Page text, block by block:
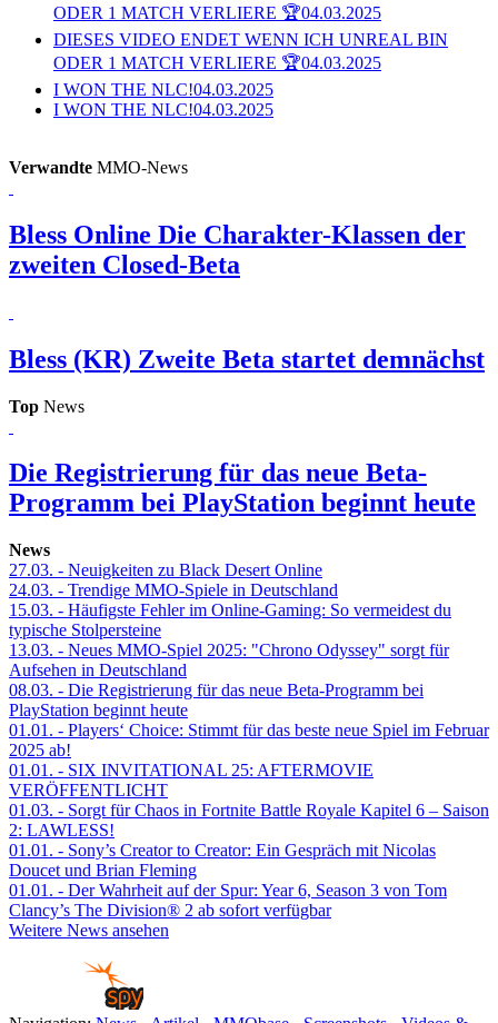
ODER 1 MATCH VERLIERE 🏆04.03.2025
DIESES VIDEO ENDET WENN ICH UNREAL BIN
ODER 1 MATCH VERLIERE 🏆04.03.2025
I WON THE NLC!04.03.2025
I WON THE NLC!04.03.2025
Verwandte MMO-News
Bless Online Die Charakter-Klassen der
zweiten Closed-Beta
Bless (KR) Zweite Beta startet demnächst
Top News
Die Registrierung für das neue Beta-
Programm bei PlayStation beginnt heute
News
27.03. - Neuigkeiten zu Black Desert Online
24.03. - Trendige MMO-Spiele in Deutschland
15.03. - Häufigste Fehler im Online-Gaming: So vermeidest du
typische Stolpersteine
13.03. - Neues MMO-Spiel 2025: "Chrono Odyssey" sorgt für
Aufsehen in Deutschland
08.03. - Die Registrierung für das neue Beta-Programm bei
PlayStation beginnt heute
01.01. - Players‘ Choice: Stimmt für das beste neue Spiel im Februar
2025 ab!
01.01. - SIX INVITATIONAL 25: AFTERMOVIE
VERÖFFENTLICHT
01.03. - Sorgt für Chaos in Fortnite Battle Royale Kapitel 6 – Saison
2: LAWLESS!
01.01. - Sony’s Creator to Creator: Ein Gespräch mit Nicolas
Doucet und Brian Fleming
01.01. - Der Wahrheit auf der Spur: Year 6, Season 3 von Tom
Clancy’s The Division® 2 ab sofort verfügbar
Weitere News ansehen